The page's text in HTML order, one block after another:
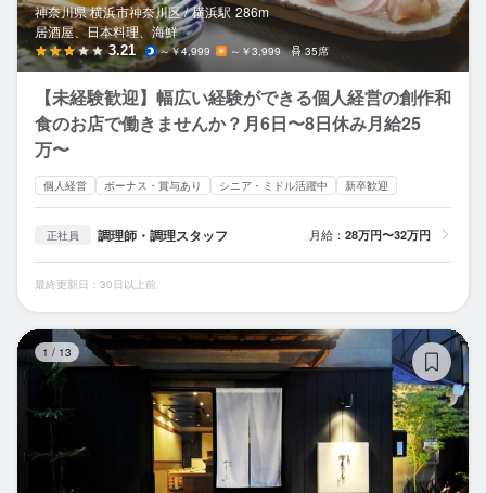
神奈川県 横浜市神奈川区 / 横浜駅 286m
居酒屋、日本料理、海鮮
3.21 ～￥4,999 ～￥3,999 35席
【未経験歓迎】幅広い経験ができる個人経営の創作和
食のお店で働きませんか？月6日〜8日休み月給25
万〜
個人経営 ボーナス・賞与あり シニア・ミドル活躍中 新卒歓迎
正社員 調理師・調理スタッフ 月給： 28万円〜32万円
最終更新日：30日以上前
1 / 13